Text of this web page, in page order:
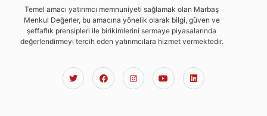
Temel amacı yatırımcı memnuniyeti sağlamak olan Marbaş
Menkul Değerler, bu amacına yönelik olarak bilgi, güven ve
şeffaflık prensipleri ile birikimlerini sermaye piyasalarında
değerlendirmeyi tercih eden yatırımcılara hizmet vermektedir.